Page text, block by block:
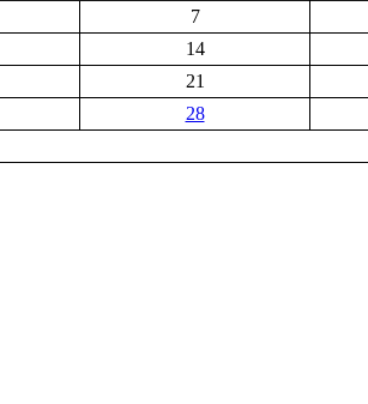
7
14
21
28